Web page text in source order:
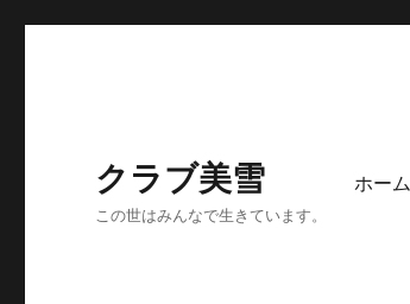
クラブ美雪
この世はみんなで生きています。
ホーム